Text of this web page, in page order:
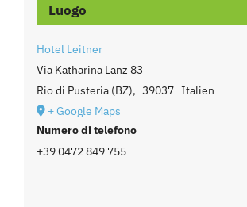
Luogo
Hotel Leitner
Via Katharina Lanz 83
Rio di Pusteria (BZ), 39037 Italien
+ Google Maps
Numero di telefono
+39 0472 849 755